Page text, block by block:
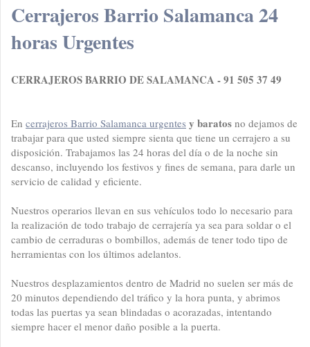
Cerrajeros Barrio Salamanca 24
horas Urgentes
CERRAJEROS BARRIO DE SALAMANCA - 91 505 37 49
En cerrajeros Barrio Salamanca urgentes y baratos no dejamos de
trabajar para que usted siempre sienta que tiene un cerrajero a su
disposición. Trabajamos las 24 horas del día o de la noche sin
descanso, incluyendo los festivos y fines de semana, para darle un
servicio de calidad y eficiente.
Nuestros operarios llevan en sus vehículos todo lo necesario para
la realización de todo trabajo de cerrajería ya sea para soldar o el
cambio de cerraduras o bombillos, además de tener todo tipo de
herramientas con los últimos adelantos.
Nuestros desplazamientos dentro de Madrid no suelen ser más de
20 minutos dependiendo del tráfico y la hora punta, y abrimos
todas las puertas ya sean blindadas o acorazadas, intentando
siempre hacer el menor daño posible a la puerta.